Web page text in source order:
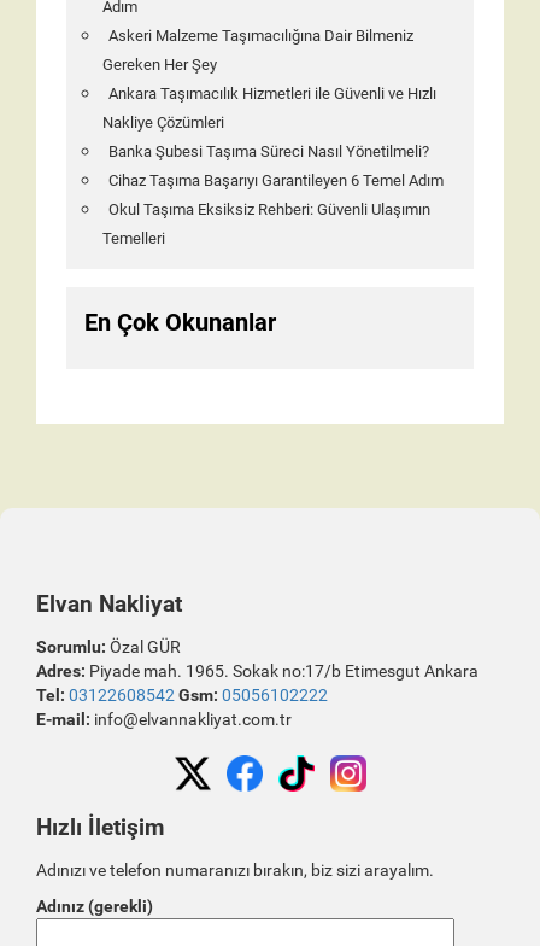
Adım
Askeri Malzeme Taşımacılığına Dair Bilmeniz
Gereken Her Şey
Ankara Taşımacılık Hizmetleri ile Güvenli ve Hızlı
Nakliye Çözümleri
Banka Şubesi Taşıma Süreci Nasıl Yönetilmeli?
Cihaz Taşıma Başarıyı Garantileyen 6 Temel Adım
Okul Taşıma Eksiksiz Rehberi: Güvenli Ulaşımın
Temelleri
En Çok Okunanlar
Elvan Nakliyat
Sorumlu: Özal GÜR
Adres: Piyade mah. 1965. Sokak no:17/b Etimesgut Ankara
Tel: 03122608542 Gsm: 05056102222
E-mail: info@elvannakliyat.com.tr
Hızlı İletişim
Adınızı ve telefon numaranızı bırakın, biz sizi arayalım.
Adınız (gerekli)